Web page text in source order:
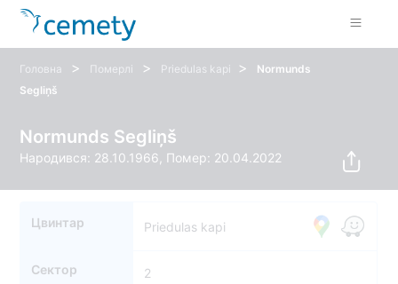
Головна > Померлі > Priedulas kapi >
Normunds
Segliņš
Normunds Segliņš
Народився: 28.10.1966, Помер: 20.04.2022
Цвинтар Priedulas kapi
Сектор 2